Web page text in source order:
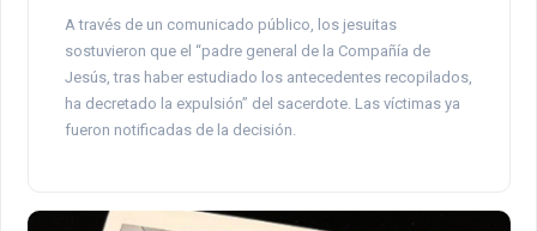
A través de un comunicado público, los jesuitas
sostuvieron que el “padre general de la Compañía de
Jesús, tras haber estudiado los antecedentes recopilados,
ha decretado la expulsión” del sacerdote. Las víctimas ya
fueron notificadas de la decisión.